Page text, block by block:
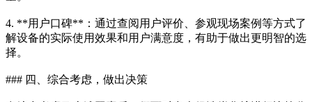
4. **用户口碑**：通过查阅用户评价、参观现场案例等方式了
解设备的实际使用效果和用户满意度，有助于做出更明智的选
择。
### 四、综合考虑，做出决策